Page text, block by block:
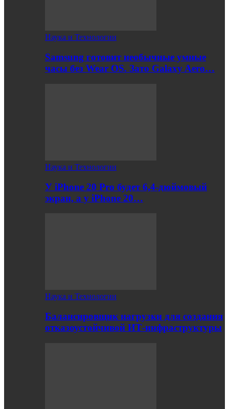
Наука и Технологии
Samsung готовит необычные умные
часы без Wear OS. Зато Galaxy Aero…
Наука и Технологии
У iPhone 20 Pro будет 6,4-дюймовый
экран, а у iPhone 20…
Наука и Технологии
Балансировщик нагрузки для создания
отказоустойчивой ИТ-инфраструктуры